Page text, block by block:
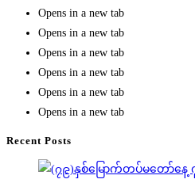
Opens in a new tab
Opens in a new tab
Opens in a new tab
Opens in a new tab
Opens in a new tab
Opens in a new tab
Recent Posts